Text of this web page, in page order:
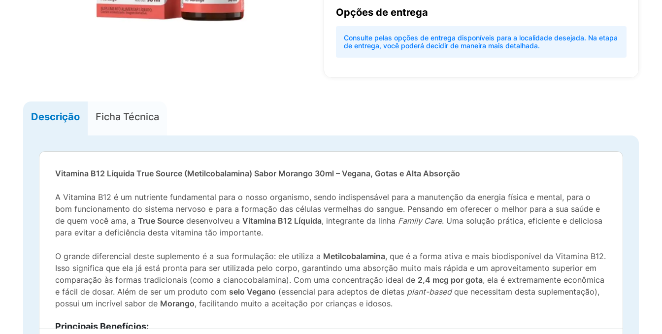
Opções de entrega
Consulte pelas opções de entrega disponíveis para a localidade desejada. Na etapa
de entrega, você poderá decidir de maneira mais detalhada.
Descrição Ficha Técnica
Vitamina B12 Líquida True Source (Metilcobalamina) Sabor Morango 30ml – Vegana, Gotas e Alta Absorção
A Vitamina B12 é um nutriente fundamental para o nosso organismo, sendo indispensável para a manutenção da energia física e mental, para o
bom funcionamento do sistema nervoso e para a formação das células vermelhas do sangue. Pensando em oferecer o melhor para a sua saúde e
de quem você ama, a True Source desenvolveu a Vitamina B12 Líquida, integrante da linha Family Care. Uma solução prática, eficiente e deliciosa
para evitar a deficiência desta vitamina tão importante.
O grande diferencial deste suplemento é a sua formulação: ele utiliza a Metilcobalamina, que é a forma ativa e mais biodisponível da Vitamina B12.
Isso significa que ela já está pronta para ser utilizada pelo corpo, garantindo uma absorção muito mais rápida e um aproveitamento superior em
comparação às formas tradicionais (como a cianocobalamina). Com uma concentração ideal de 2,4 mcg por gota, ela é extremamente econômica
e fácil de dosar. Além de ser um produto com selo Vegano (essencial para adeptos de dietas plant-basedque necessitam desta suplementação),
possui um incrível sabor de Morango, facilitando muito a aceitação por crianças e idosos.
Principais Benefícios: